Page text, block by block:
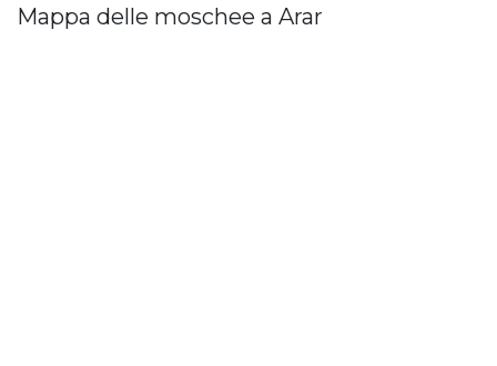
Mappa delle moschee a Arar